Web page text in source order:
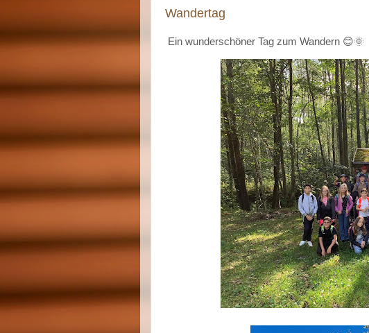
Wandertag
Ein wunderschöner Tag zum Wandern 😊🌞